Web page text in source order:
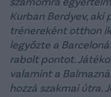
Kurban Berdyev, aki
trénereként otthon
legyőzte a
rabolt pontot.
valamint a
hozzá szakmai útra.